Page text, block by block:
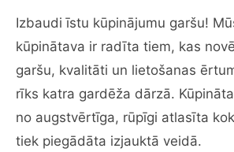
Izbaudi īstu kūpinājumu garšu!
kūpinātava ir radīta tiem, kas
garšu, kvalitāti un lietošanas
rīks katra gardēža dārzā.
no augstvērtīga, rūpīgi atlasīta
tiek piegādāta izjauktā veidā.